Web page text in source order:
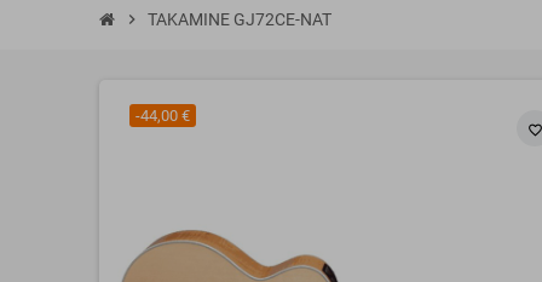
chevron_right TAKAMINE GJ72CE-NAT
favorite_border
-44,00 €